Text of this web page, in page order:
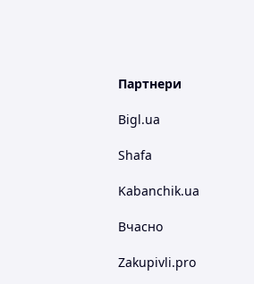
Партнери
Bigl.ua
Shafa
Kabanchik.ua
Вчасно
Zakupivli.pro